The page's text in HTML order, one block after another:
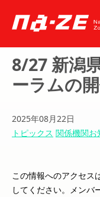
8/27 新潟
ーラムの
2025年08月22日
トピックス 関係機関お
この情報へのアクセス
してください。メンバ